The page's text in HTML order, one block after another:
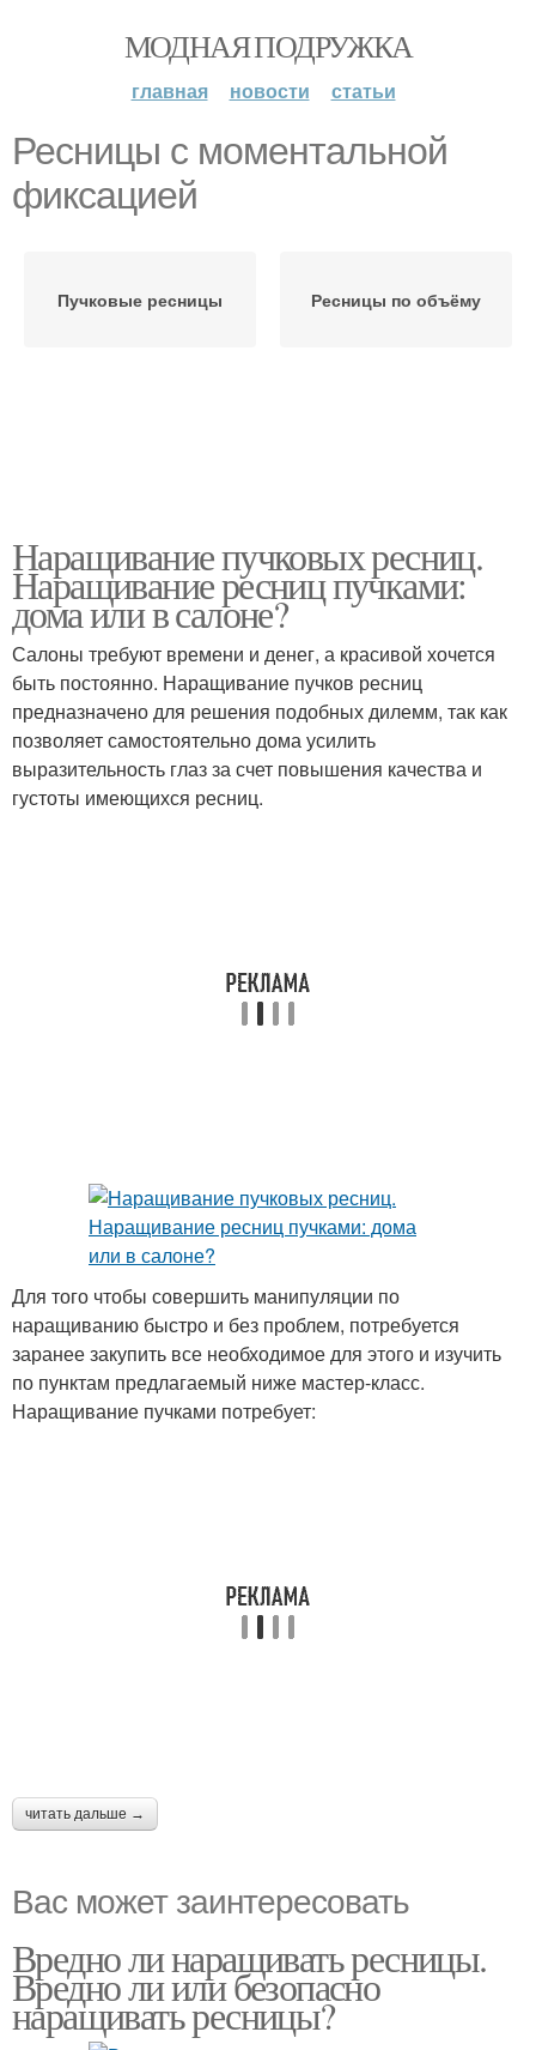
МОДНАЯ ПОДРУЖКА
главная новости статьи
Ресницы с моментальной
фиксацией
Пучковые ресницы Ресницы по объёму
Наращивание пучковых ресниц.
Наращивание ресниц пучками:
дома или в салоне?
Салоны требуют времени и денег, а красивой хочется
быть постоянно. Наращивание пучков ресниц
предназначено для решения подобных дилемм, так как
позволяет самостоятельно дома усилить
выразительность глаз за счет повышения качества и
густоты имеющихся ресниц.
Для того чтобы совершить манипуляции по
наращиванию быстро и без проблем, потребуется
заранее закупить все необходимое для этого и изучить
по пунктам предлагаемый ниже мастер-класс.
Наращивание пучками потребует:
читать дальше →
Вас может заинтересовать
Вредно ли наращивать ресницы.
Вредно ли или безопасно
наращивать ресницы?